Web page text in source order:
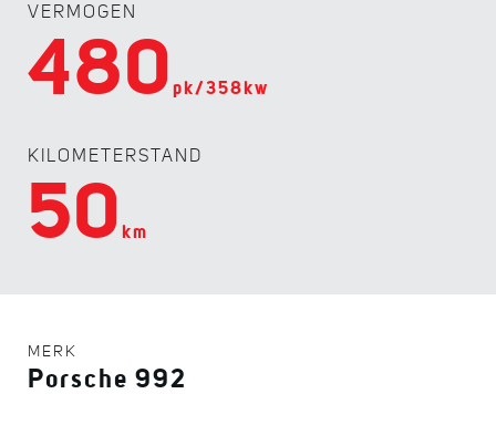
VERMOGEN
480 pk/358kw
KILOMETERSTAND
50 km
MERK
Porsche 992